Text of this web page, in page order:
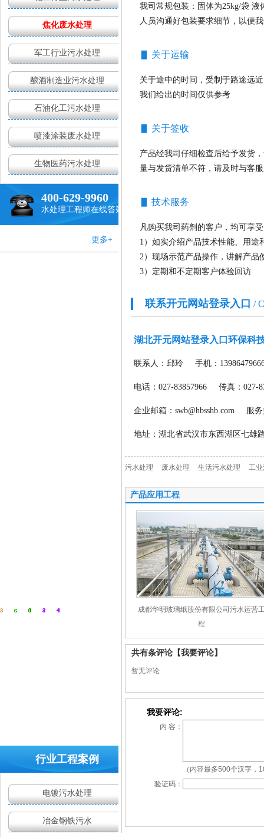
现状无法满足需求
焦化废水处理
军工行业污水处理
酿酒制造业污水处理
石油化工污水处理
喷漆涂装废水处理
生物医药污水处理
400-629-9960
水处理工程师在线答疑
更多+
全国
咨询
热
629-
9960
行业工程案例
电镀污水处理
冶金钢铁污水
我司常规包装：固体为25kg/袋
人员沟通好包装要求细节，以便
▋ 关于运输
关于途中的时间，受制于路途远
我们给出的时间仅供参考
▋ 关于签收
产品经我司仔细检查后给予发货
量与发货清单不符，请及时与客
▋ 技术服务
凡购买我司药剂的客户，均可享
1 ） 如实介绍产品技术性能、用途
2）现场示范产品操作，讲解产品
3）定期和不定期客户体验回访
联系开元网站登录入口 /
湖北开元网站登录入口环保科
联系人：邱玲 手机：
电话：027-83857966 传真：027-
企业邮箱：swb@hbsshb.com 服
地址：湖北省武汉市东西湖区七雄
污水处理 废水处理 生活污水处理 工
产品应用工程
成都华明玻璃纸股份有限公司污水运营
程
共有条评论 【我要评论】
暂无评论
我要评论:
内 容：
（内容最多500个汉字，
验证码：